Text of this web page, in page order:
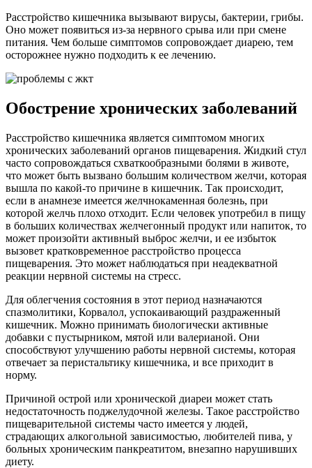
Расстройство кишечника вызывают вирусы, бактерии, грибы.
Оно может появиться из-за нервного срыва или при смене
питания. Чем больше симптомов сопровождает диарею, тем
осторожнее нужно подходить к ее лечению.
Обострение хронических заболеваний
Расстройство кишечника является симптомом многих
хронических заболеваний органов пищеварения. Жидкий стул
часто сопровождаться схваткообразными болями в животе,
что может быть вызвано большим количеством желчи, которая
вышла по какой-то причине в кишечник. Так происходит,
если в анамнезе имеется желчнокаменная болезнь, при
которой желчь плохо отходит. Если человек употребил в пищу
в больших количествах желчегонный продукт или напиток, то
может произойти активный выброс желчи, и ее избыток
вызовет кратковременное расстройство процесса
пищеварения. Это может наблюдаться при неадекватной
реакции нервной системы на стресс.
Для облегчения состояния в этот период назначаются
спазмолитики, Корвалол, успокаивающий раздраженный
кишечник. Можно принимать биологически активные
добавки с пустырником, мятой или валерианой. Они
способствуют улучшению работы нервной системы, которая
отвечает за перистальтику кишечника, и все приходит в
норму.
Причиной острой или хронической диареи может стать
недостаточность поджелудочной железы. Такое расстройство
пищеварительной системы часто имеется у людей,
страдающих алкогольной зависимостью, любителей пива, у
больных хроническим панкреатитом, внезапно нарушивших
диету.